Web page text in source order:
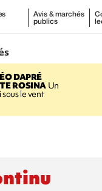
Avis & marchés
publics
DAPRÉ
ROSINAUn
le vent